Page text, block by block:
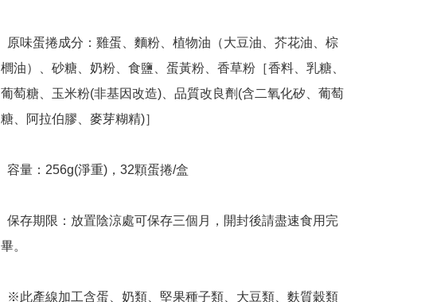
櫚油）、砂糖、奶粉、食鹽、蛋黃粉、香草粉［香料、乳糖、
葡萄糖、玉米粉(非基因改造)、品質改良劑(含二氧化矽、葡萄
糖、阿拉伯膠、麥芽糊精)］
畢。